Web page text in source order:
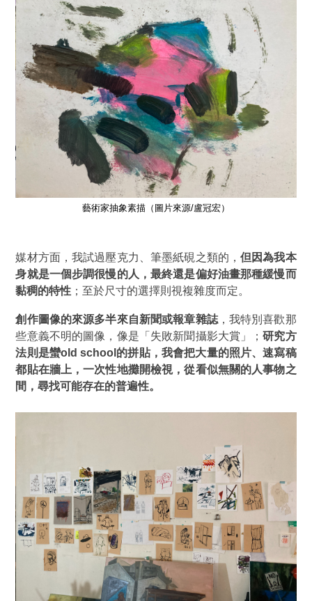
藝術家抽象素描（圖片來源/盧冠宏）
媒材方面，我試過壓克力、筆墨紙硯之類的，但因為我本
身就是一個步調很慢的人，最終還是偏好油畫那種緩慢而
黏稠的特性 ；至於尺寸的選擇則視複雜度而定。
創作圖像的來源多半來自新聞或報章雜誌，我特別喜歡那
些意義不明的圖像，像是「失敗新聞攝影大賞」；研究方
法則是蠻old school的拼貼，我會把大量的照片、速寫稿
都貼在牆上，一次性地攤開檢視，從看似無關的人事物之
間，尋找可能存在的普遍性。